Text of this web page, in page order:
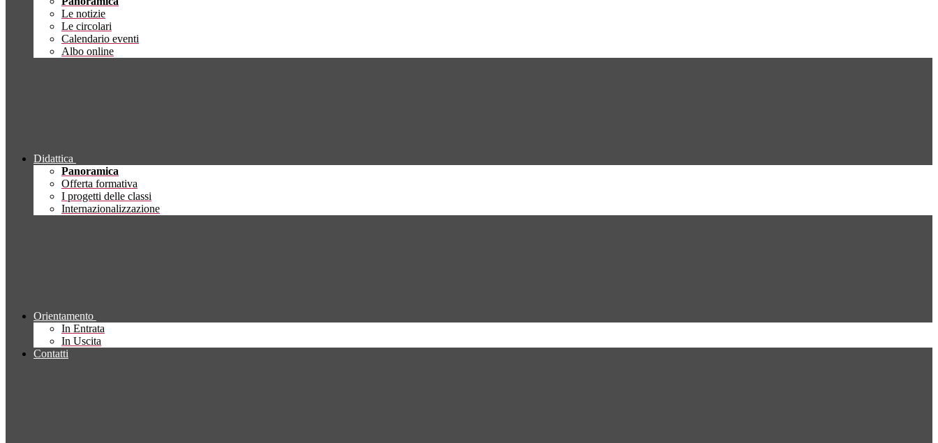
Le notizie
Le circolari
Calendario eventi
Albo online
Didattica
Panoramica
Offerta formativa
I progetti delle classi
Internazionalizzazione
Orientamento
In Entrata
In Uscita
Contatti